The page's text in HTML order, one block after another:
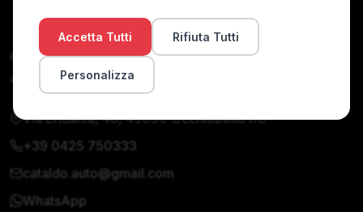
Concessionaria di auto nuove e usate. Qualità,
affidabilità e servizio personalizzato dal 1990.
Via Eridania, 48, 45030 Occhiobello RO
+39 0425 750333
cataldo.auto@gmail.com
WhatsApp
Accetta Tutti Rifiuta Tutti
Personalizza